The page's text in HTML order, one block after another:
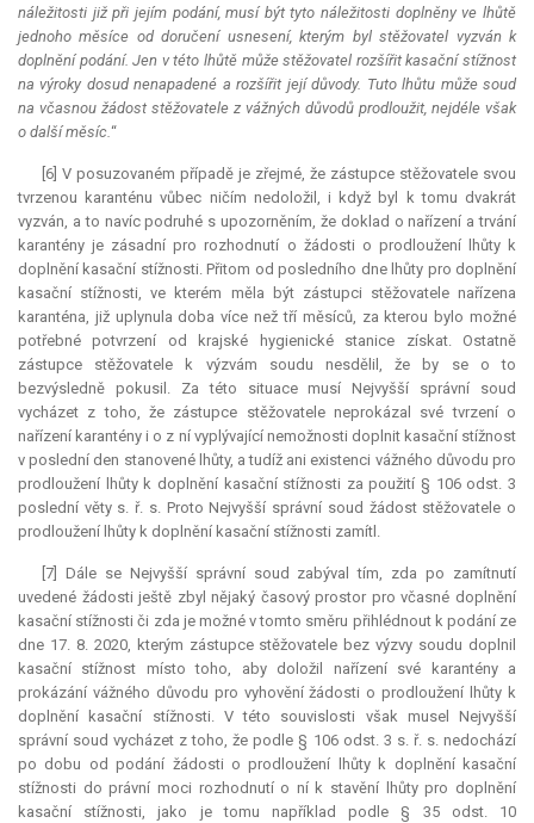
náležitosti již při jejím podání, musí být tyto náležitosti doplněny ve lhůtě
jednoho měsíce od doručení usnesení, kterým byl stěžovatel vyzván k
doplnění podání. Jen v této lhůtě může stěžovatel rozšířit kasační stížnost
na výroky dosud nenapadené a rozšířit její důvody. Tuto lhůtu může soud
na včasnou žádost stěžovatele z vážných důvodů prodloužit, nejdéle však
o další měsíc.“
[6] V posuzovaném případě je zřejmé, že zástupce stěžovatele svou
tvrzenou karanténu vůbec ničím nedoložil, i když byl k tomu dvakrát
vyzván, a to navíc podruhé s upozorněním, že doklad o nařízení a trvání
karantény je zásadní pro rozhodnutí o žádosti o prodloužení lhůty k
doplnění kasační stížnosti. Přitom od posledního dne lhůty pro doplnění
kasační stížnosti, ve kterém měla být zástupci stěžovatele nařízena
karanténa, již uplynula doba více než tří měsíců, za kterou bylo možné
potřebné potvrzení od krajské hygienické stanice získat. Ostatně
zástupce stěžovatele k výzvám soudu nesdělil, že by se o to
bezvýsledně pokusil. Za této situace musí Nejvyšší správní soud
vycházet z toho, že zástupce stěžovatele neprokázal své tvrzení o
nařízení karantény i o z ní vyplývající nemožnosti doplnit kasační stížnost
v poslední den stanovené lhůty, a tudíž ani existenci vážného důvodu pro
prodloužení lhůty k doplnění kasační stížnosti za použití § 106 odst. 3
poslední věty s. ř. s. Proto Nejvyšší správní soud žádost stěžovatele o
prodloužení lhůty k doplnění kasační stížnosti zamítl.
[7] Dále se Nejvyšší správní soud zabýval tím, zda po zamítnutí
uvedené žádosti ještě zbyl nějaký časový prostor pro včasné doplnění
kasační stížnosti či zda je možné v tomto směru přihlédnout k podání ze
dne 17. 8. 2020, kterým zástupce stěžovatele bez výzvy soudu doplnil
kasační stížnost místo toho, aby doložil nařízení své karantény a
prokázání vážného důvodu pro vyhovění žádosti o prodloužení lhůty k
doplnění kasační stížnosti. V této souvislosti však musel Nejvyšší
správní soud vycházet z toho, že podle § 106 odst. 3 s. ř. s. nedochází
po dobu od podání žádosti o prodloužení lhůty k doplnění kasační
stížnosti do právní moci rozhodnutí o ní k stavění lhůty pro doplnění
kasační stížnosti, jako je tomu například podle § 35 odst. 10